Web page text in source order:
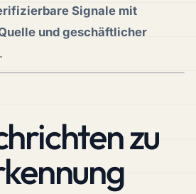
Signale mit
und geschäftlicher
zu